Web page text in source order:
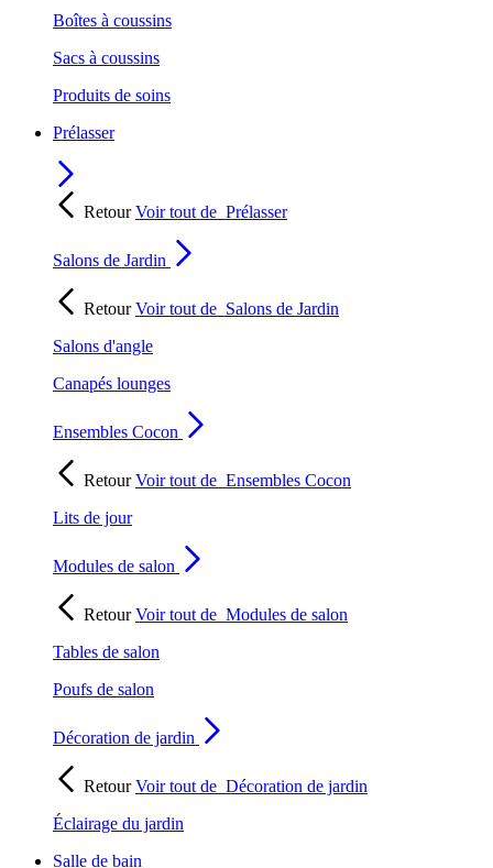
Boîtes à coussins
Sacs à coussins
Produits de soins
Prélasser
RetourVoir tout de Prélasser
Salons de Jardin
RetourVoir tout de Salons de Jardin
Salons d'angle
Canapés lounges
Ensembles Cocon
RetourVoir tout de Ensembles Cocon
Lits de jour
Modules de salon
RetourVoir tout de Modules de salon
Tables de salon
Poufs de salon
Décoration de jardin
RetourVoir tout de Décoration de jardin
Éclairage du jardin
Salle de bain